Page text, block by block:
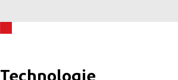
Technologie